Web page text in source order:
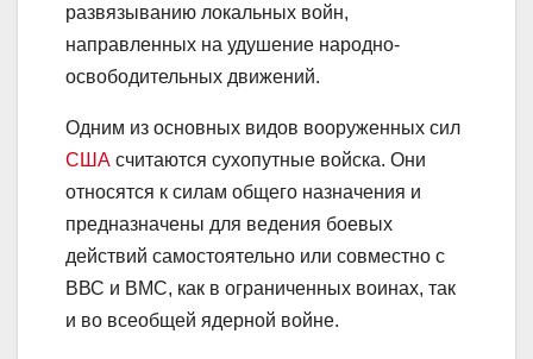
развязыванию локальных войн,
направленных на удушение народно-
освободительных движений.
Одним из основных видов вооруженных сил
США считаются сухопутные войска. Они
относятся к силам общего назначения и
предназначены для ведения боевых
действий самостоятельно или совместно с
ВВС и ВМС, как в ограниченных воинах, так
и во всеобщей ядерной войне.